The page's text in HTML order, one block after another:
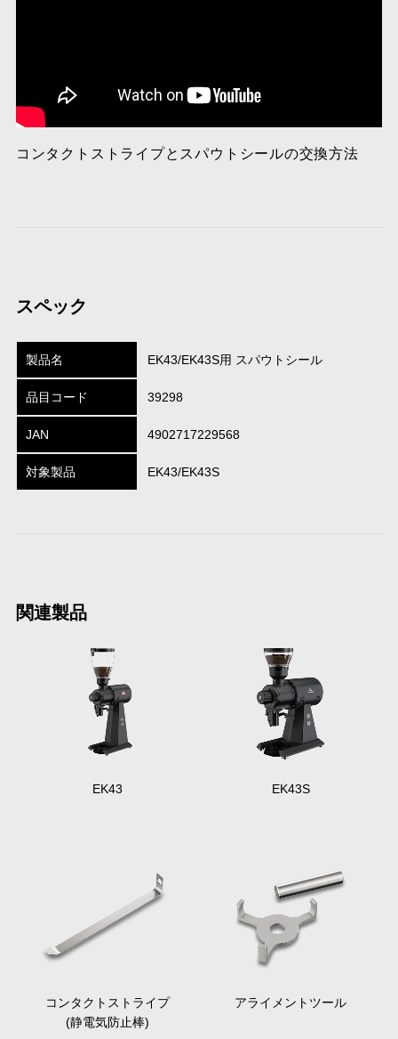
コンタクトストライプとスパウトシールの交換方法
スペック
製品名 EK43/EK43S用 スパウトシール
品目コード 39298
JAN 4902717229568
対象製品 EK43/EK43S
関連製品
EK43 EK43S
コンタクトストライプ
(静電気防止棒)
アライメントツール